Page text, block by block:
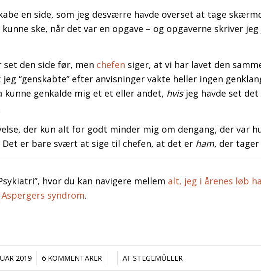
en side, som jeg desværre havde overset at tage
ske, når det var en opgave – og opgaverne skriver
set den side før, men chefen siger, at vi har lavet den
“genskabte” efter anvisninger vakte heller ingen
kunne genkalde mig et et eller andet, hvisjeg havde set det
der kun alt for godt minder mig om dengang, der var
er bare svært at sige til chefen, at det er ham, der
hvor du kan navigere mellem alt, jeg i årenes løb
syndrom.
2019
/ 6 KOMMENTARER
/ / AF STEGEMÜLLER